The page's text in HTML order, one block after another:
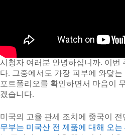
시청자 여러분 안녕하십니까. 이번
다. 그중에서도 가장 피부에 와닿
포트폴리오를 확인하면서 마음이
겠습니다.
미국의 고율 관세 조치에 중국이
무부는 미국산 전 제품에 대해 오